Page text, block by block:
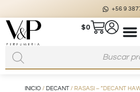
+56 9 3877 3738
$0
INICIO / DECANT / RASASI – “DECANT